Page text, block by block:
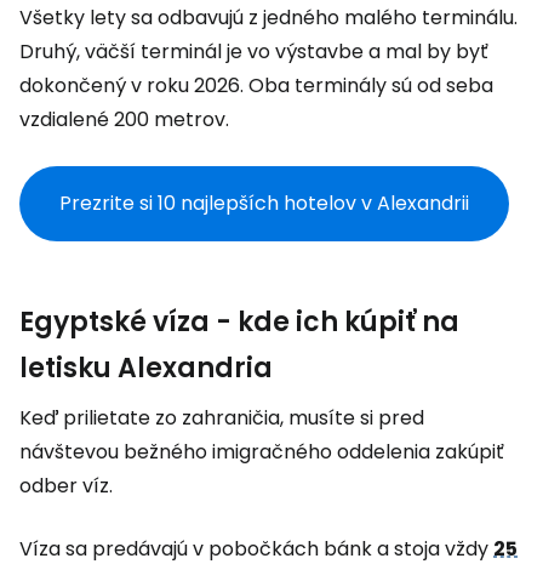
Všetky lety sa odbavujú z jedného malého terminálu.
Druhý, väčší terminál je vo výstavbe a mal by byť
dokončený v roku 2026. Oba terminály sú od seba
vzdialené 200 metrov.
Prezrite si 10 najlepších hotelov v Alexandrii
Egyptské víza - kde ich kúpiť na
letisku Alexandria
Keď prilietate zo zahraničia, musíte si pred
návštevou bežného imigračného oddelenia zakúpiť
odber víz.
Víza sa predávajú v pobočkách bánk a stoja vždy25